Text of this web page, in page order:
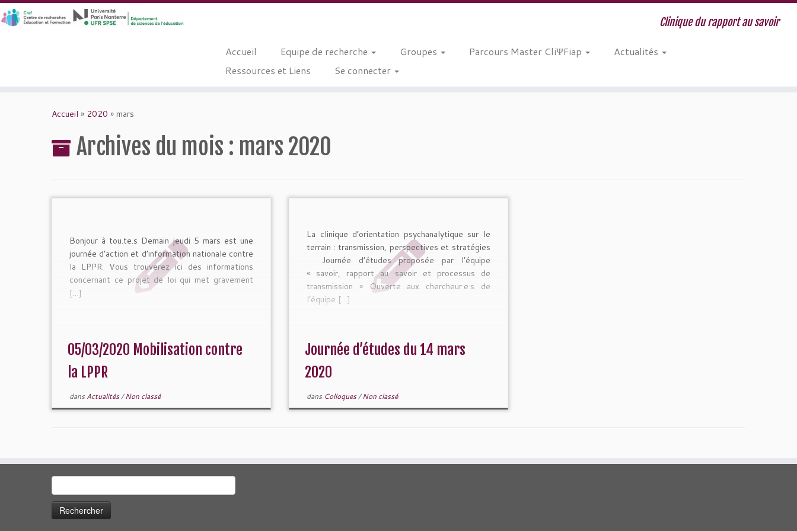
Clinique du rapport au savoir
Accueil Equipe de recherche Groupes Parcours Master CliΨFiap
Actualités
Ressources et Liens
Se connecter
Accueil » 2020 » mars
Archives du mois : mars 2020
Bonjour à tou.te.s Demain jeudi 5 mars est une
journée d’action et d’information nationale contre
la LPPR. Vous trouverez ici des informations
concernant ce projet de loi qui met gravement
[…]
05/03/2020 Mobilisation contre
la LPPR
dans Actualités/Non classé
La clinique d’orientation psychanalytique sur le
terrain : transmission, perspectives et stratégies
Journée d’études proposée par l’équipe
« savoir, rapport au savoir et processus de
transmission » Ouverte aux chercheur·e·s de
l’équipe […]
Journée d’études du 14 mars
2020
dans Colloques/Non classé